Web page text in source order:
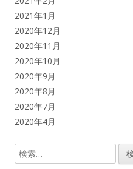
2021年1月
2020年12月
2020年11月
2020年10月
2020年9月
2020年8月
2020年7月
2020年4月
検
索: